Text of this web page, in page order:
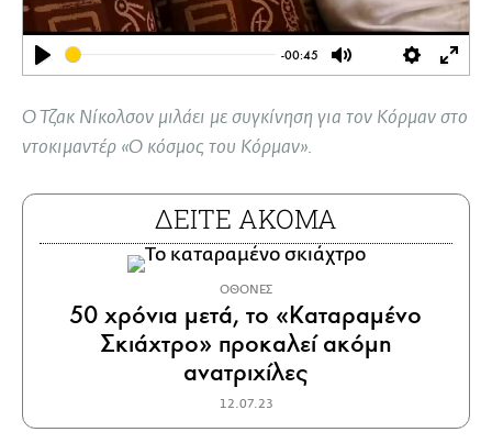
Play
-00:45
Mute Settings
Ο Τζακ Νίκολσον μιλάει με συγκίνηση για τον Κόρμαν στo
ντοκιμαντέρ «Ο κόσμος του Κόρμαν».
ΔΕΙΤΕ ΑΚΟΜΑ
ΟΘΟΝΕΣ
50 χρόνια μετά, το «Καταραμένο
Σκιάχτρο» προκαλεί ακόμη
ανατριχίλες
12.07.23